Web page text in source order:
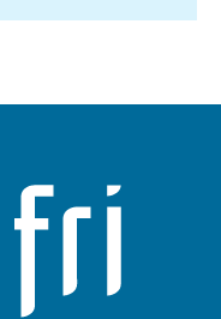
et à Bruxelles,